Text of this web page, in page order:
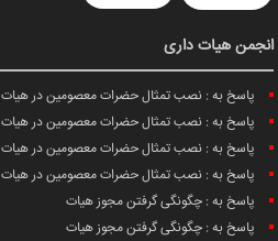
انجمن هیات داری
پاسخ به : نصب تمثال حضرات معصومین در هیات
پاسخ به : نصب تمثال حضرات معصومین در هیات
پاسخ به : نصب تمثال حضرات معصومین در هیات
پاسخ به : نصب تمثال حضرات معصومین در هیات
پاسخ به : چگونگی گرفتن مجوز هیات
پاسخ به : چگونگی گرفتن مجوز هیات